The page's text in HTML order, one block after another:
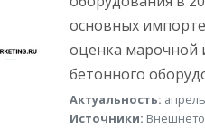
основных
оценка марочной
бетонного
Актуальность:
Источники: